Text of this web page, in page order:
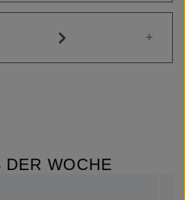
DER WOCHE